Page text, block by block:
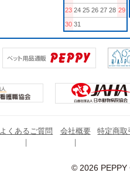
23 24 25 26 27 28 29
30 31
よくあるご質問 会社概要 特定商取
© 2026 PEPPY